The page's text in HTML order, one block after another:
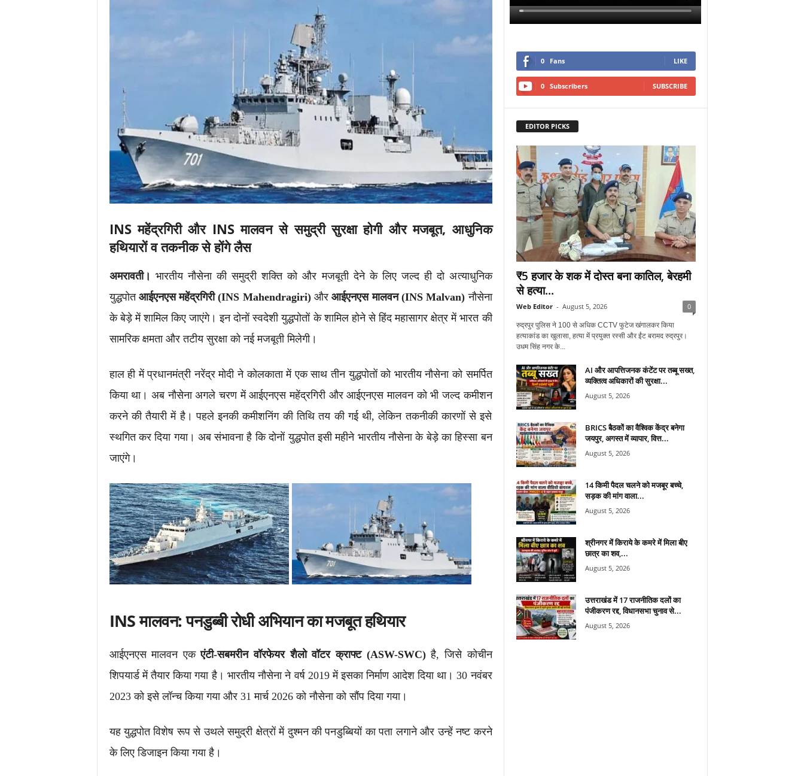
INS महेंद्रगिरी और INS मालवन से समुद्री सुरक्षा होगी और मजबूत, आधुनिक
हथियारों व तकनीक से होंगे लैस
अमरावती। भारतीय नौसेना की समुद्री शक्ति को और मजबूती देने के लिए जल्द ही दो अत्याधुनिक
युद्धपोत आईएनएस महेंद्रगिरी (INS Mahendragiri)औरआईएनएस मालवन (INS Malvan) नौसेना
के बेड़े में शामिल किए जाएंगे। इन दोनों स्वदेशी युद्धपोतों के शामिल होने से हिंद महासागर क्षेत्र में भारत की
सामरिक क्षमता और तटीय सुरक्षा को नई मजबूती मिलेगी।
हाल ही में प्रधानमंत्री नरेंद्र मोदी ने कोलकाता में एक साथ तीन युद्धपोतों को भारतीय नौसेना को समर्पित
किया था। अब नौसेना अगले चरण में आईएनएस महेंद्रगिरी और आईएनएस मालवन को भी जल्द कमीशन
करने की तैयारी में है। पहले इनकी कमीशनिंग की तिथि तय की गई थी, लेकिन तकनीकी कारणों से इसे
स्थगित कर दिया गया। अब संभावना है कि दोनों युद्धपोत इसी महीने भारतीय नौसेना के बेड़े का हिस्सा बन
जाएंगे।
INS मालवन: पनडुब्बी रोधी अभियान का मजबूत हथियार
आईएनएस मालवन एकएंटी-सबमरीन वॉरफेयर शैलो वॉटर क्राफ्ट (ASW-SWC)है, जिसे कोचीन
शिपयार्ड में तैयार किया गया है। भारतीय नौसेना ने वर्ष 2019 में इसका निर्माण आदेश दिया था। 30 नवंबर
2023 को इसे लॉन्च किया गया और 31 मार्च 2026 को नौसेना को सौंप दिया गया।
यह युद्धपोत विशेष रूप से उथले समुद्री क्षेत्रों में दुश्मन की पनडुब्बियों का पता लगाने और उन्हें नष्ट करने
के लिए डिजाइन किया गया है।
0 Fans LIKE
0 Subscribers SUBSCRIBE
EDITOR PICKS
₹5 हजार के शक में दोस्त बना कातिल, बेरहमी
से हत्या...
Web Editor - August 5, 2026 0
रुद्रपुर पुलिस ने 100 से अधिक CCTV फुटेज खंगालकर किया
हत्याकांड का खुलासा, हत्या में प्रयुक्त रस्सी और ईंट बरामद रुद्रपुर।
उधम सिंह नगर के...
AI और आपत्तिजनक कंटेंट पर तब्बू सख्त,
व्यक्तित्व अधिकारों की सुरक्षा...
August 5, 2026
BRICS बैठकों का वैश्विक केंद्र बनेगा
जयपुर, अगस्त में व्यापार, वित्त...
August 5, 2026
14 किमी पैदल चलने को मजबूर बच्चे,
सड़क की मांग वाला...
August 5, 2026
श्रीनगर में किराये के कमरे में मिला बीए
छात्र का शव,...
August 5, 2026
उत्तराखंड में 17 राजनीतिक दलों का
पंजीकरण रद्द, विधानसभा चुनाव से...
August 5, 2026